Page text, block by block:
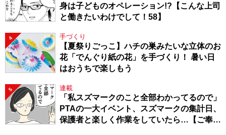
身は子どものオペレーション!?【こんな上司
と働きたいわけでして！58】
4 手づくり
【夏祭りごっこ】ハチの巣みたいな立体のお
花「でんぐり紙の花」を手づくり！ 暑い日
はおうちで楽しもう
5 連載
「私スズマークのこと全部わかってるので」
PTAの一大イベント、スズマークの集計日、
保護者と楽しく作業をしていたら…【ご奉仕